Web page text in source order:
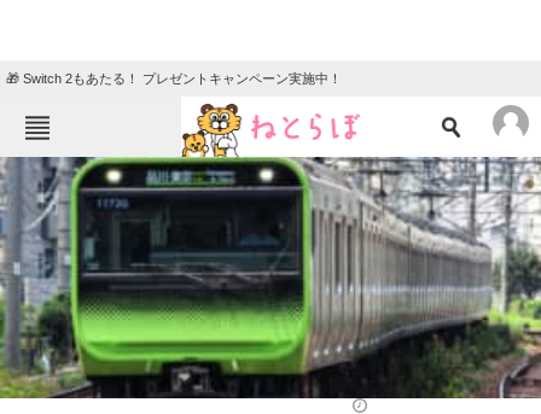
🎁 Switch 2もあたる！ プレゼントキャンペーン実施中！
ねとらぼメニュー
TOP ニュース
エンタメ クイズ
グルメ 地域
住まい 教育・育児
動物 リサーチ